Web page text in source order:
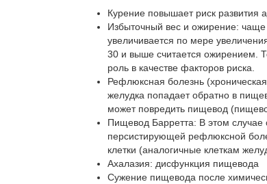
Курение повышает риск развития
Избыточный вес и ожирение: чаще
увеличивается по мере
30 и выше считается ожирением.
роль в качестве факторов риска.
Рефлюксная болезнь
желудка попадает обратно в
может повредить пищевод
Пищевод Барретта: В этом случае
персистирующей рефлюксной
клетки (аналогичные клеткам
Ахалазия: дисфункция пищевода
Сужение пищевода после